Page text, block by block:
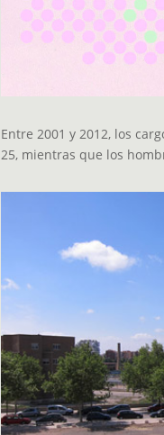
Entre 2001 y 2012, los
25, mientras que los